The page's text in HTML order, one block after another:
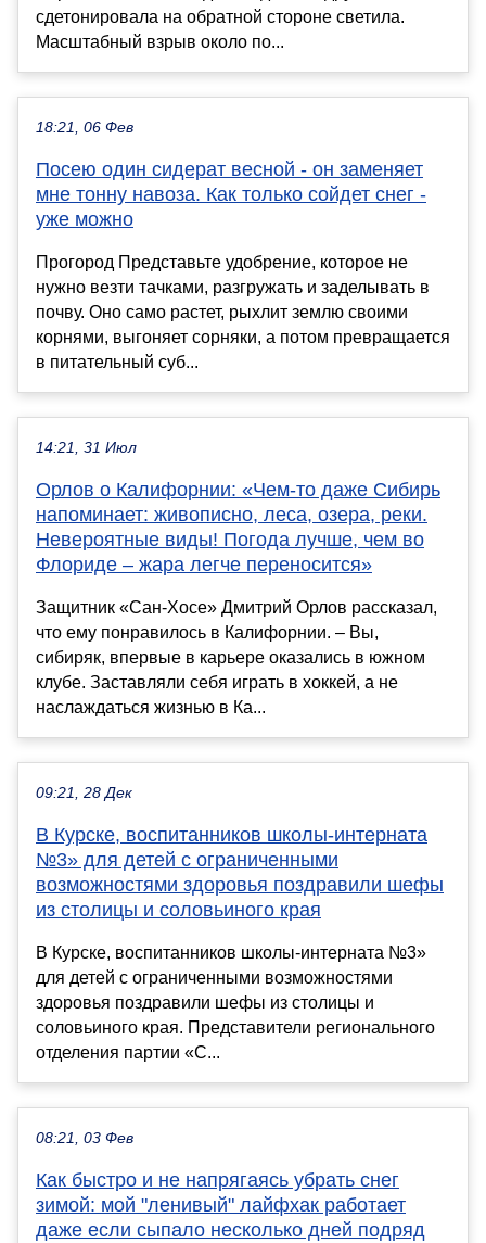
сдетонировала на обратной стороне светила.
Масштабный взрыв около по...
18:21, 06 Фев
Посею один сидерат весной - он заменяет
мне тонну навоза. Как только сойдет снег -
уже можно
Прогород Представьте удобрение, которое не
нужно везти тачками, разгружать и заделывать в
почву. Оно само растет, рыхлит землю своими
корнями, выгоняет сорняки, а потом превращается
в питательный суб...
14:21, 31 Июл
Орлов о Калифорнии: «Чем-то даже Сибирь
напоминает: живописно, леса, озера, реки.
Невероятные виды! Погода лучше, чем во
Флориде – жара легче переносится»
Защитник «Сан-Хосе» Дмитрий Орлов рассказал,
что ему понравилось в Калифорнии. – Вы,
сибиряк, впервые в карьере оказались в южном
клубе. Заставляли себя играть в хоккей, а не
наслаждаться жизнью в Ка...
09:21, 28 Дек
В Курске, воспитанников школы-интерната
№3» для детей с ограниченными
возможностями здоровья поздравили шефы
из столицы и соловьиного края
В Курске, воспитанников школы-интерната №3»
для детей с ограниченными возможностями
здоровья поздравили шефы из столицы и
соловьиного края. Представители регионального
отделения партии «С...
08:21, 03 Фев
Как быстро и не напрягаясь убрать снег
зимой: мой "ленивый" лайфхак работает
даже если сыпало несколько дней подряд